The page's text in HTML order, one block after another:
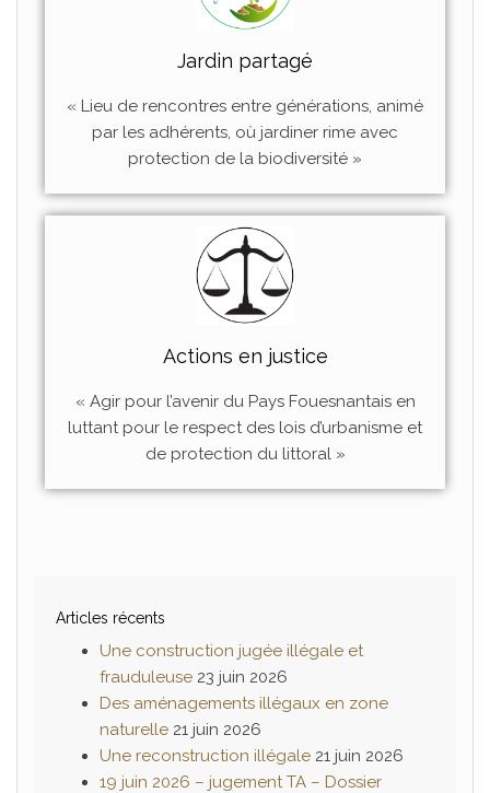
Jardin partagé
« Lieu de rencontres entre générations, animé
par les adhérents, où jardiner rime avec
protection de la biodiversité »
Actions en justice
« Agir pour l’avenir du Pays Fouesnantais en
luttant pour le respect des lois d’urbanisme et
de protection du littoral »
Articles récents
Une construction jugée illégale et
frauduleuse 23 juin 2026
Des aménagements illégaux en zone
naturelle 21 juin 2026
Une reconstruction illégale 21 juin 2026
19 juin 2026 – jugement TA – Dossier